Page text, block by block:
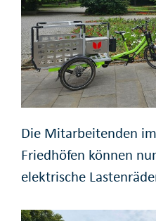
Die Mitarbeitenden
Friedhöfen können
elektrische